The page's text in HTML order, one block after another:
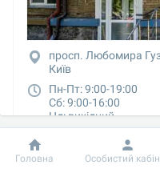
просп. Любомира
Київ
Пн-Пт: 9:00-19:00
Сб: 9:00-16:00
Нд: вихідний
097 495 2 888
Добробут
Головна Особистий